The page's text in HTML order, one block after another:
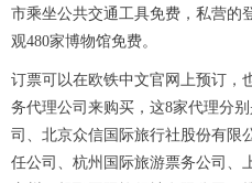
市乘坐公共交通工具免费，私营的
观480家博物馆免费。
订票可以在欧铁中文官网上预订，
务代理公司来购买，这8家代理分
司、北京众信国际旅行社股份有限
任公司、杭州国际旅游票务公司、